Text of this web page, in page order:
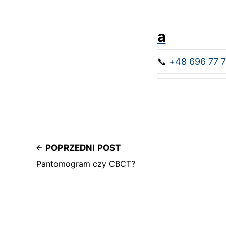
a
📞 +48 696 77
POPRZEDNI POST
Pantomogram czy CBCT?